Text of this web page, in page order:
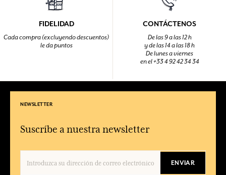
FIDELIDAD
Cada compra (excluyendo descuentos)
le da puntos
CONTÁCTENOS
De las 9 a las 12 h
y de las 14 a las 18 h
De lunes a viernes
en el +33 4 92 42 34 34
NEWSLETTER
Suscríbe a nuestra newsletter
ENVIAR